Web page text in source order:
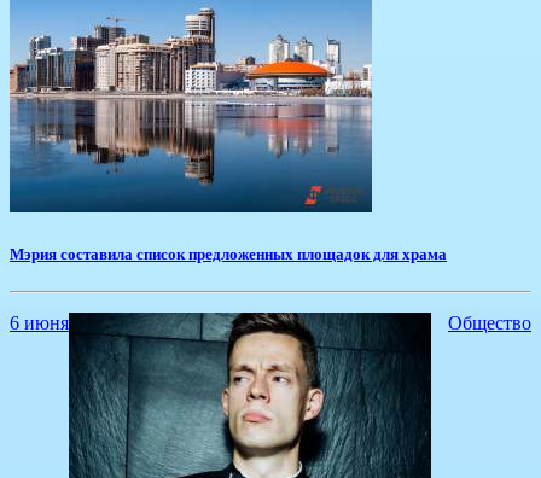
Мэрия составила список предложенных площадок для храма
6 июня Общество